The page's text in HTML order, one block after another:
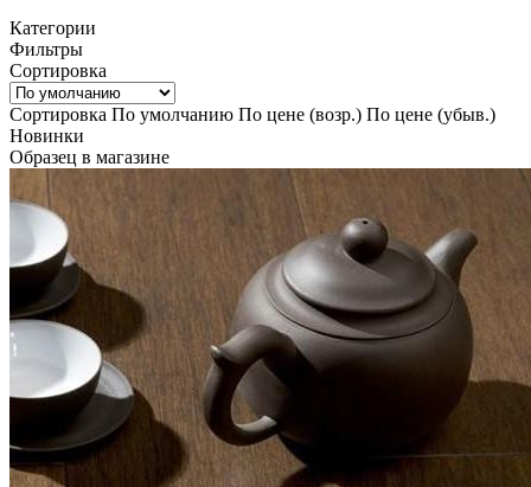
Категории
Фильтры
Сортировка
Сортировка По умолчанию По цене (возр.) По цене (убыв.)
Новинки
Образец в магазине